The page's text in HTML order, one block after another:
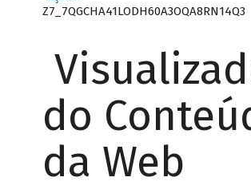
Z7_7QGCHA41LODH60A3OQA8RN14Q3
do
da Web